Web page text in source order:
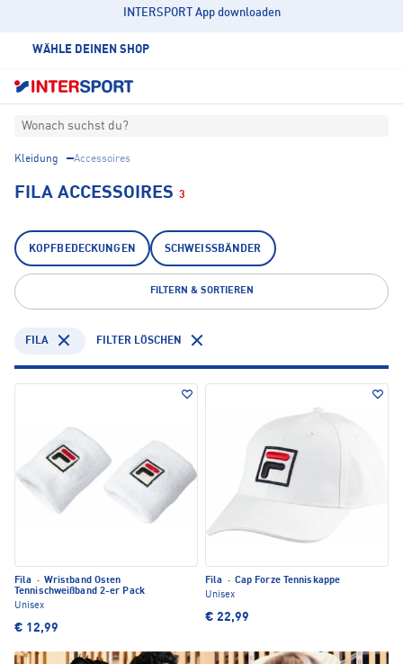
INTERSPORT App downloaden
WÄHLE DEINEN SHOP
Wonach suchst du?
Kleidung Accessoires
FILA ACCESSOIRES 3
KOPFBEDECKUNGEN SCHWEISSBÄNDER
FILTERN & SORTIEREN
FILA FILTER LÖSCHEN
Fila · Wristband Osten
Tennischweißband 2-er Pack
Unisex
€ 12,99
Fila · Cap Forze Tenniskappe
Unisex
€ 22,99